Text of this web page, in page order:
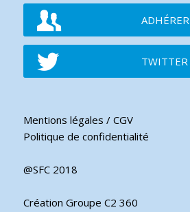
ADHÉRER
TWITTER
Mentions légales / CGV
Politique de confidentialité
@SFC 2018
Création Groupe C2 360